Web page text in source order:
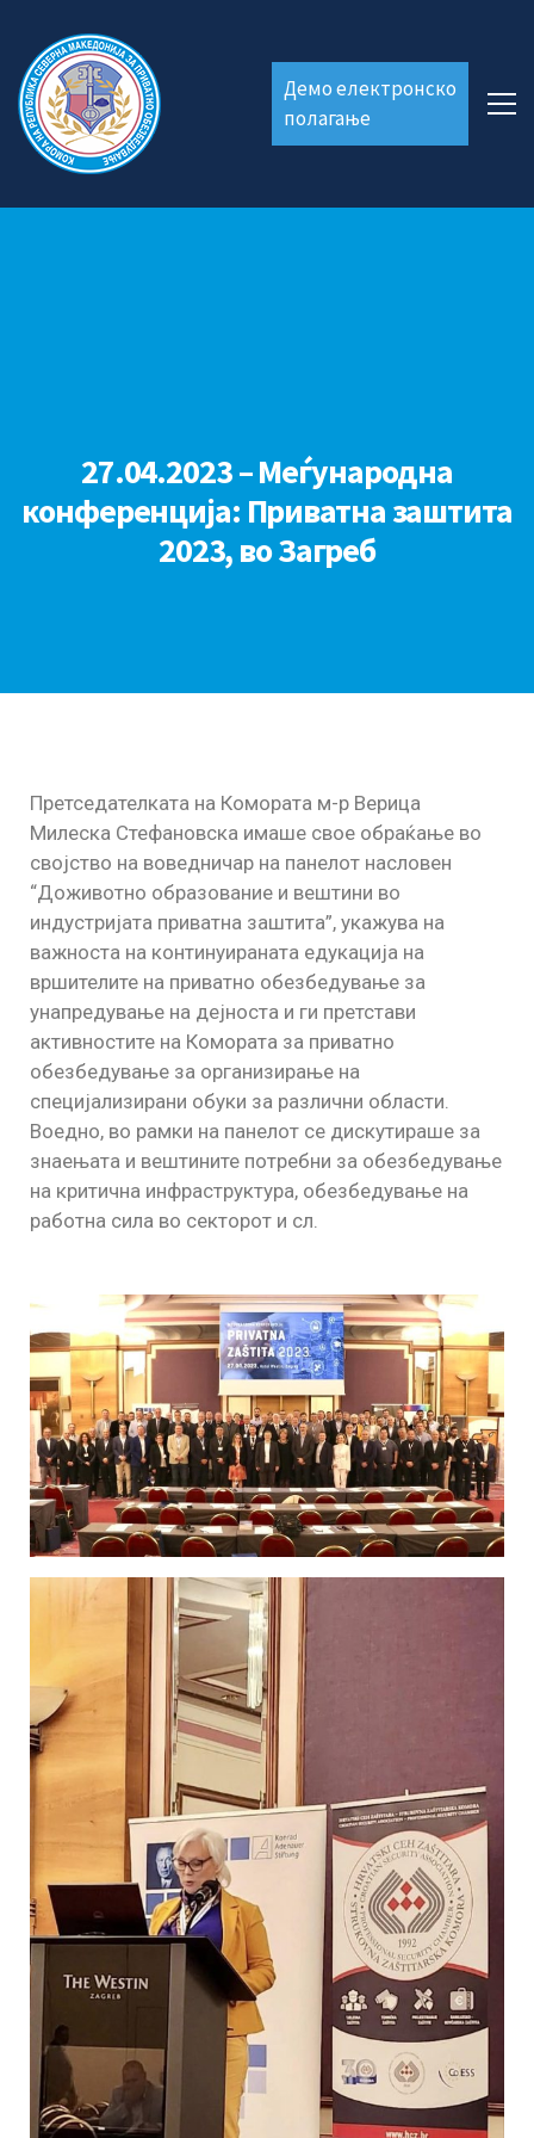
Демо електронско
полагање
27.04.2023 – Меѓународна
конференција: Приватна заштита
2023, во Загреб
Претседателката на Комората м-р Верица
Милеска Стефановска имаше свое обраќање во
својство на воведничар на панелот насловен
“Доживотно образование и вештини во
индустријата приватна заштита”, укажува на
важноста на континуираната едукација на
вршителите на приватно обезбедување за
унапредување на дејноста и ги претстави
активностите на Комората за приватно
обезбедување за организирање на
специјализирани обуки за различни области.
Воедно, во рамки на панелот се дискутираше за
знаењата и вештините потребни за обезбедување
на критична инфраструктура, обезбедување на
работна сила во секторот и сл.